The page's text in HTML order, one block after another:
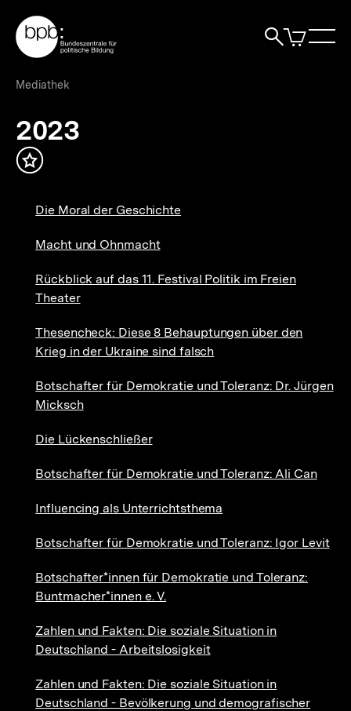
zum
Seiteninhalt
springen
Zur Startseite der bpb
Suche
Artikel
im
2023
Brotkrümelnavigation
Pfadnavigation
Mediathek
2023
Inhalt
Die Moral der Geschichte
Macht und Ohnmacht
Rückblick auf das 11. Festival Politik im Freien
Theater
Thesencheck: Diese 8 Behauptungen über den
Krieg in der Ukraine sind falsch
Botschafter für Demokratie und Toleranz: Dr. Jürgen
Micksch
Die Lückenschließer
Botschafter für Demokratie und Toleranz: Ali Can
Influencing als Unterrichtsthema
Botschafter für Demokratie und Toleranz: Igor Levit
Botschafter*innen für Demokratie und Toleranz:
Buntmacher*innen e. V.
Zahlen und Fakten: Die soziale Situation in
Deutschland - Arbeitslosigkeit
Zahlen und Fakten: Die soziale Situation in
Deutschland - Bevölkerung und demografischer